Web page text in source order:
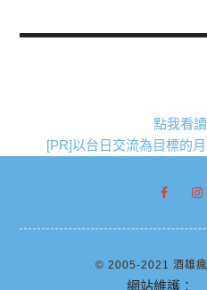
點我看
[PR]以台日交流為目標的
© 2005-2021 酒雄
網站維護：